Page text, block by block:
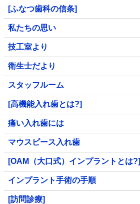
[ふなつ歯科の信条]
私たちの思い
技工室より
衛生士だより
スタッフルーム
[高機能入れ歯とは?]
痛い入れ歯には
マウスピース入れ歯
[OAM（大口式）インプラントとは?]
インプラント手術の手順
[訪問診療]